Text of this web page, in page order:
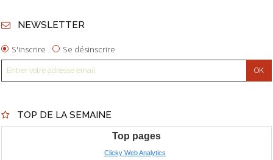
NEWSLETTER
S'inscrire Se désinscrire
TOP DE LA SEMAINE